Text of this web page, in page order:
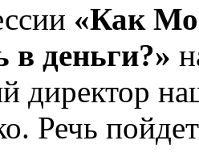
«Как
в деньги?»
директор
Речь